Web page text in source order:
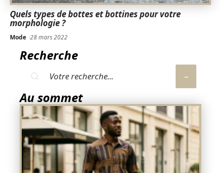
Quels types de bottes et bottines pour votre
morphologie ?
Mode 28 mars 2022
Recherche
Au sommet